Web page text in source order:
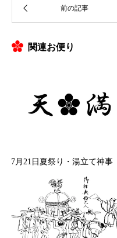
関連お便り
7月21日夏祭り・湯立て神事